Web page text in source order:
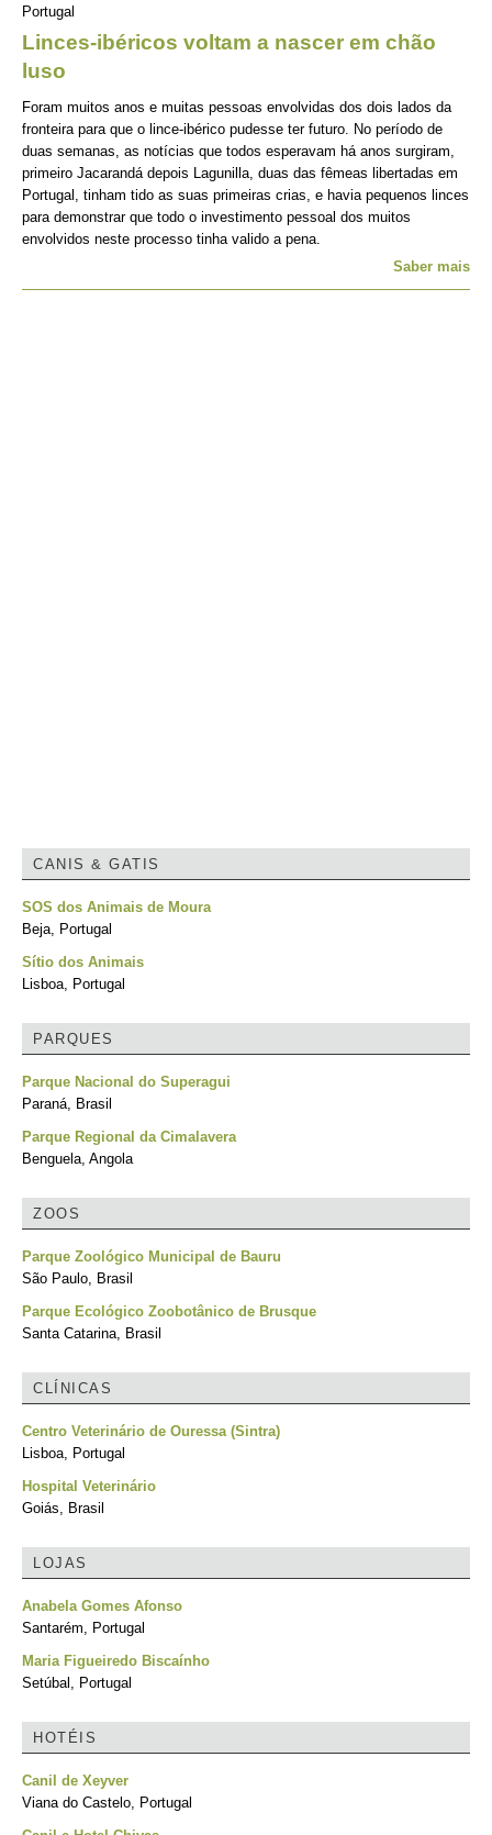
Portugal
Linces-ibéricos voltam a nascer em chão
luso
Foram muitos anos e muitas pessoas envolvidas dos dois lados da
fronteira para que o lince-ibérico pudesse ter futuro. No período de
duas semanas, as notícias que todos esperavam há anos surgiram,
primeiro Jacarandá depois Lagunilla, duas das fêmeas libertadas em
Portugal, tinham tido as suas primeiras crias, e havia pequenos linces
para demonstrar que todo o investimento pessoal dos muitos
envolvidos neste processo tinha valido a pena.
Saber mais
CANIS & GATIS
SOS dos Animais de Moura
Beja, Portugal
Sítio dos Animais
Lisboa, Portugal
PARQUES
Parque Nacional do Superagui
Paraná, Brasil
Parque Regional da Cimalavera
Benguela, Angola
ZOOS
Parque Zoológico Municipal de Bauru
São Paulo, Brasil
Parque Ecológico Zoobotânico de Brusque
Santa Catarina, Brasil
CLÍNICAS
Centro Veterinário de Ouressa (Sintra)
Lisboa, Portugal
Hospital Veterinário
Goiás, Brasil
LOJAS
Anabela Gomes Afonso
Santarém, Portugal
Maria Figueiredo Biscaínho
Setúbal, Portugal
HOTÉIS
Canil de Xeyver
Viana do Castelo, Portugal